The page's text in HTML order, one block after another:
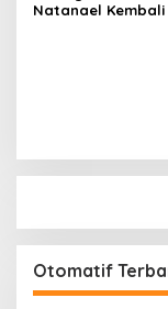
Natanael Kembali
Otomatif